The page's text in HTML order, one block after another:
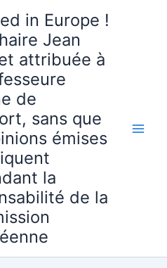
in Europe !
Jean
attribuée à
de
sans que
émises
la
de la